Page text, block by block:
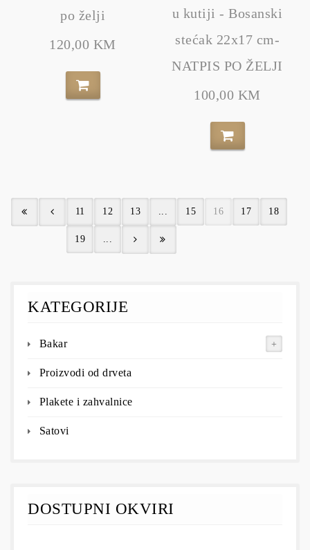
po želji
120,00 KM
u kutiji - Bosanski
stećak 22x17 cm-
NATPIS PO ŽELJI
100,00 KM
11 12 13 15 16 17 18
19
KATEGORIJE
Bakar
Proizvodi od drveta
Plakete i zahvalnice
Satovi
DOSTUPNI OKVIRI